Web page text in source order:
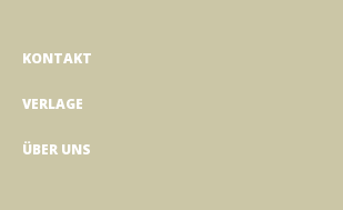
KONTAKT
VERLAGE
ÜBER UNS